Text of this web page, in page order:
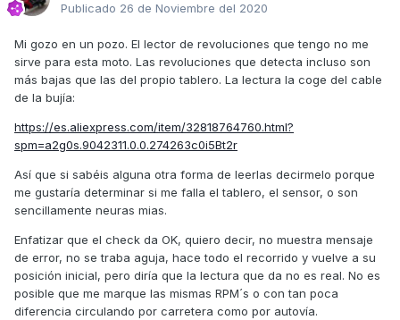
Publicado 26 de Noviembre del 2020
Mi gozo en un pozo. El lector de revoluciones que tengo no me
sirve para esta moto. Las revoluciones que detecta incluso son
más bajas que las del propio tablero. La lectura la coge del cable
de la bujía:
https://es.aliexpress.com/item/32818764760.html?
spm=a2g0s.9042311.0.0.274263c0i5Bt2r
Así que si sabéis alguna otra forma de leerlas decirmelo porque
me gustaría determinar si me falla el tablero, el sensor, o son
sencillamente neuras mias.
Enfatizar que el check da OK, quiero decir, no muestra mensaje
de error, no se traba aguja, hace todo el recorrido y vuelve a su
posición inicial, pero diría que la lectura que da no es real. No es
posible que me marque las mismas RPM´s o con tan poca
diferencia circulando por carretera como por autovía.